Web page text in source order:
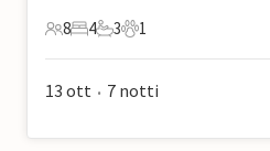
8 Ospiti
8
4 Camere da letto
4
3 Bagni
3
1 Animale domestico
1
13 ott • 7 notti